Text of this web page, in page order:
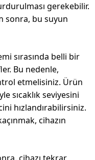
gerekebilir.
sonra, bu suyun
sırasında belli bir
Bu nedenle,
etmelisiniz. Ürün
sıcaklık seviyesini
hızlandırabilirsiniz.
cihazın